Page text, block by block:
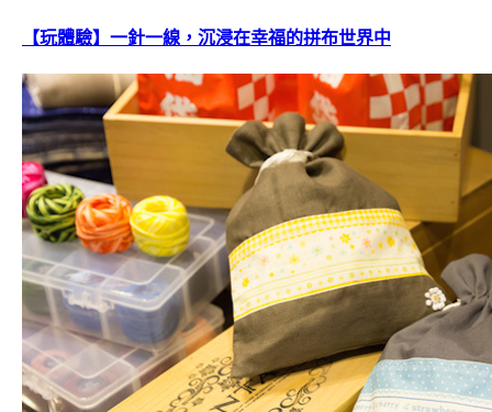
【玩體驗】一針一線，沉浸在幸福的拼布世界中